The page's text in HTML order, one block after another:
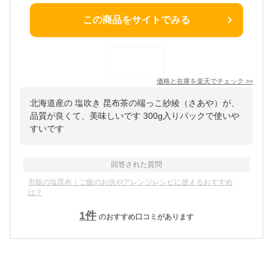
この商品をサイトでみる
価格と在庫を楽天でチェック >>
北海道産の 塩吹き 昆布茶の端っこ紗綾（さあや）が、
品質が良くて、美味しいです 300g入りパックで使いや
すいです
回答された質問
市販の塩昆布｜ご飯のお供やアレンジレシピに使えるおすすめ
は？
1件 のおすすめ口コミがあります